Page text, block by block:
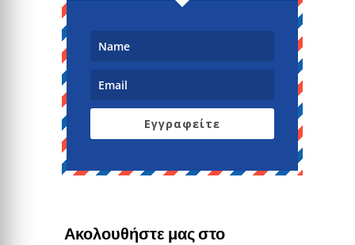
Εγγραφείτε
Ακολουθήστε μας στο